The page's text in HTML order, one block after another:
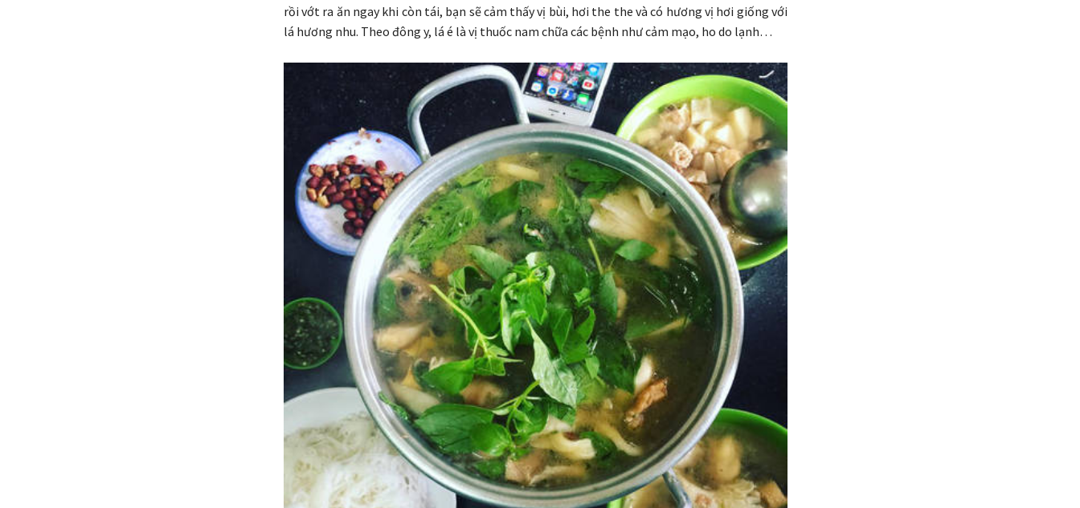
rồi vớt ra ăn ngay khi còn tái, bạn sẽ cảm thấy vị bùi, hơi the the và có hương vị hơi giống với
lá hương nhu. Theo đông y, lá é là vị thuốc nam chữa các bệnh như cảm mạo, ho do lạnh…